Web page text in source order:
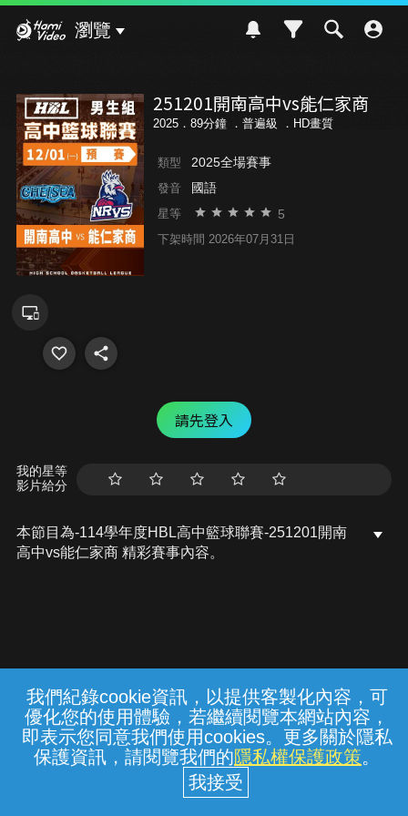
我們紀錄cookie資訊，以提供客製化內容，可
優化您的使用體驗，若繼續閱覽本網站內容，
即表示您同意我們使用cookies。更多關於隱私
保護資訊，請閱覽我們的隱私權保護政策。
瀏覽
251201開南高中vs能仁家商
2025．89分鐘 ． 普遍級 ．HD畫質
類型 2025全場賽事
發音 國語
星等 5
下架時間 2026年07月31日
請先登入
我的星等
影片給分
本節目為-114學年度HBL高中籃球聯賽-251201開南
高中vs能仁家商 精彩賽事內容。
常見問題 線上客服 服務條款 隱私權保護
中華電信股份有限公司個人家庭分公司
(統一編號：96979949) © 2026
{{notifyMsg}}